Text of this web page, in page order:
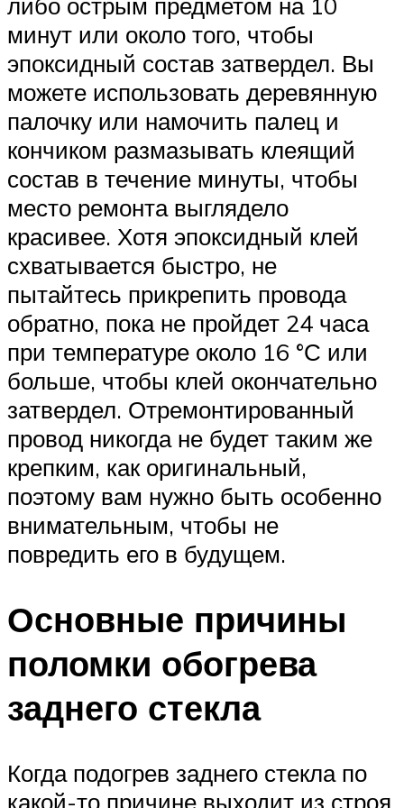
минут или около того, чтобы
эпоксидный состав затвердел. Вы
можете использовать деревянную
палочку или намочить палец и
кончиком размазывать клеящий
состав в течение минуты, чтобы
место ремонта выглядело
красивее. Хотя эпоксидный клей
схватывается быстро, не
пытайтесь прикрепить провода
обратно, пока не пройдет 24 часа
при температуре около 16 °С или
больше, чтобы клей окончательно
затвердел. Отремонтированный
провод никогда не будет таким же
крепким, как оригинальный,
поэтому вам нужно быть особенно
внимательным, чтобы не
повредить его в будущем.
Основные причины
поломки обогрева
заднего стекла
Когда подогрев заднего стекла по
какой-то причине выходит из строя,